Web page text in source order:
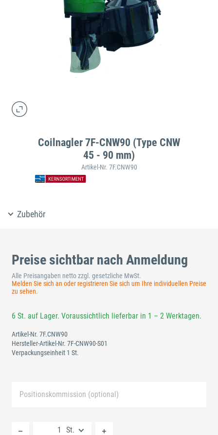
Coilnagler 7F-CNW90 (Type CNW
45 - 90 mm)
Artikel-Nr. 7F.CNW90
Zubehör
Preise sichtbar nach Anmeldung
Alle Preisangaben netto zzgl. gesetzliche MwSt.
Melden Sie sich an oder registrieren Sie sich um Ihre individuellen Preise
zu sehen.
6 St. auf Lager. Voraussichtlich lieferbar in 1 – 2 Werktagen.
Artikel-Nr. 7F.CNW90
Hersteller-Artikel-Nr. 7F-CNW90-S01
Verpackungseinheit 1 St.
Positionskommission (optional)
St.